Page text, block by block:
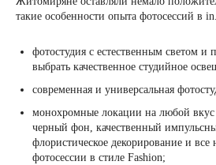
такие особенности опыта фотосессий в
фотостудия с естественным светом
выбрать качественное студийное
современная и универсальная
монохромные локации на любой вкус
черный фон, качественный
флористическое декорирование и все
фотосессии в стиле Fashion;